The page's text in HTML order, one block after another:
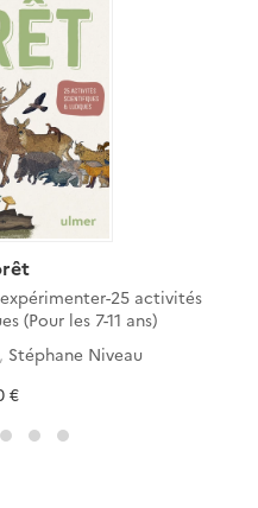
25 activités
(Pour les 7-11 ans)
Stéphane Niveau
€